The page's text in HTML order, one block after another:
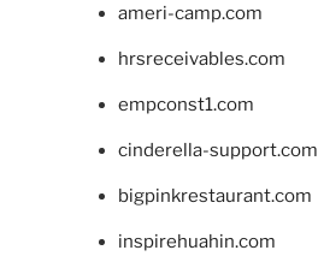
ameri-camp.com
hrsreceivables.com
empconst1.com
cinderella-support.com
bigpinkrestaurant.com
inspirehuahin.com